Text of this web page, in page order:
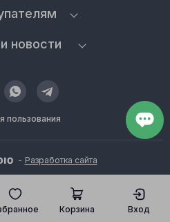
пользования
новости
- Разработка сайта
Корзина Вход